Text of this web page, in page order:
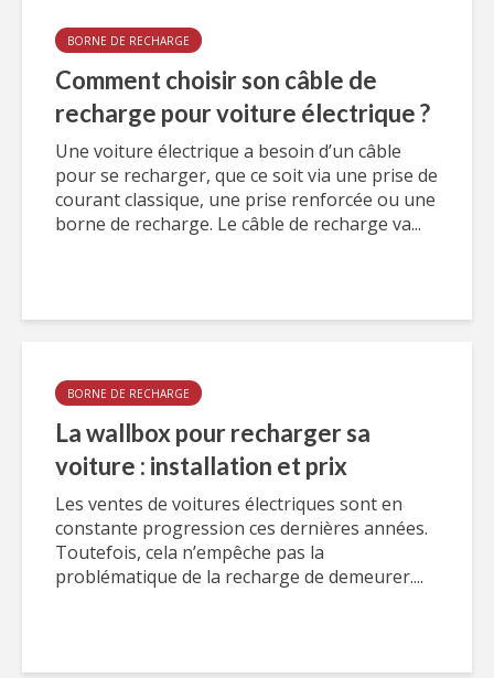
BORNE DE RECHARGE
Comment choisir son câble de
recharge pour voiture électrique ?
Une voiture électrique a besoin d’un câble
pour se recharger, que ce soit via une prise de
courant classique, une prise renforcée ou une
borne de recharge. Le câble de recharge va...
BORNE DE RECHARGE
La wallbox pour recharger sa
voiture : installation et prix
Les ventes de voitures électriques sont en
constante progression ces dernières années.
Toutefois, cela n’empêche pas la
problématique de la recharge de demeurer....